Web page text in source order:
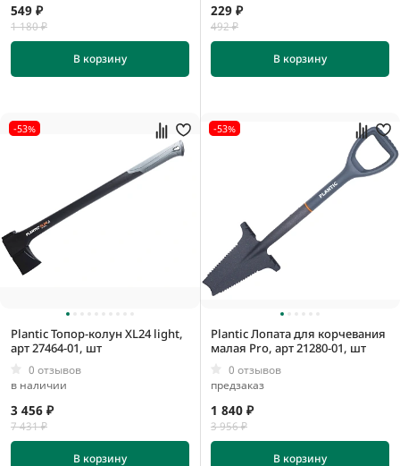
549 ₽
1 180 ₽
В корзину
229 ₽
492 ₽
В корзину
-53%
Plantic Топор-колун XL24 light,
арт 27464-01, шт
0 отзывов
в наличии
3 456 ₽
7 431 ₽
В корзину
-53%
Plantic Лопата для корчевания
малая Pro, арт 21280-01, шт
0 отзывов
предзаказ
1 840 ₽
3 956 ₽
В корзину